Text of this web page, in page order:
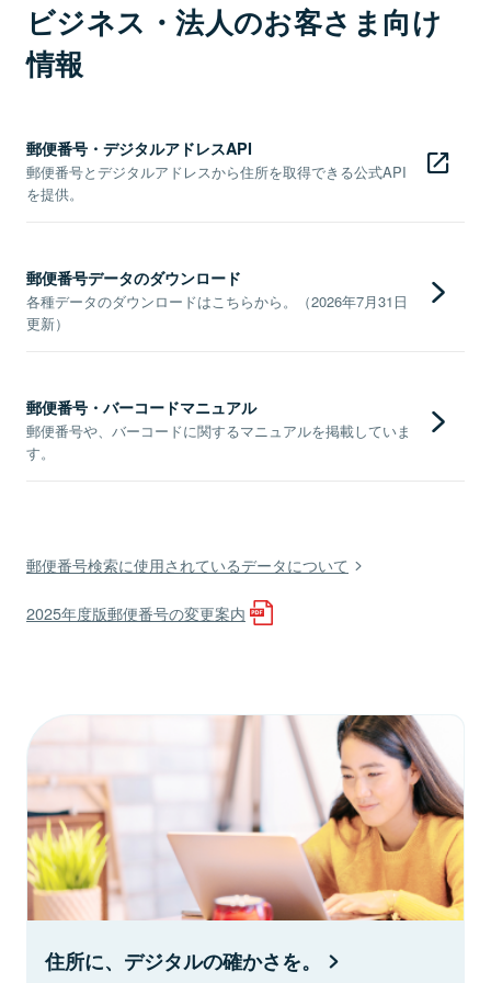
ビジネス・法人のお客さま向け
情報
郵便番号・デジタルアドレスAPI
郵便番号とデジタルアドレスから住所を取得できる公式API
を提供。
郵便番号データのダウンロード
各種データのダウンロードはこちらから。（2026年7月31日
更新）
郵便番号・バーコードマニュアル
郵便番号や、バーコードに関するマニュアルを掲載していま
す。
郵便番号検索に使用されているデータについて
2025年度版郵便番号の変更案内
住所に、デジタルの確かさを。